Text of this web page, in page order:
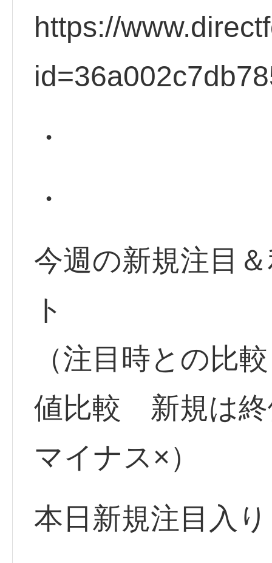
https://
・
・
今週の新規注目
ト
（注目時との比
値比較 新規は
マイナス×）
本日新規注目入